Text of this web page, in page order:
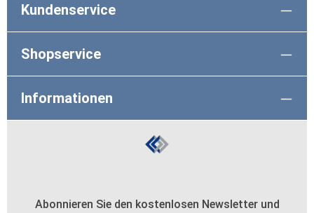
Kundenservice
Shopservice
Informationen
Abonnieren Sie den kostenlosen Newsletter und